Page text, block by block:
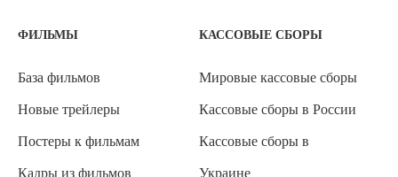
ФИЛЬМЫ
База фильмов
Новые трейлеры
Постеры к фильмам
Кадры из фильмов
КАССОВЫЕ СБОРЫ
Мировые кассовые сборы
Кассовые сборы в России
Кассовые сборы в
Украине